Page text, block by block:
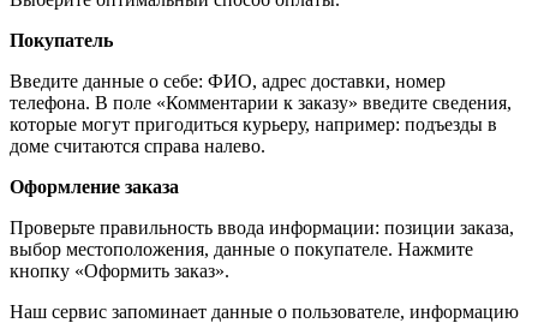
Покупатель
Введите данные о себе: ФИО, адрес доставки, номер
телефона. В поле «Комментарии к заказу» введите сведения,
которые могут пригодиться курьеру, например: подъезды в
доме считаются справа налево.
Оформление заказа
Проверьте правильность ввода информации: позиции заказа,
выбор местоположения, данные о покупателе. Нажмите
кнопку «Оформить заказ».
Наш сервис запоминает данные о пользователе, информацию